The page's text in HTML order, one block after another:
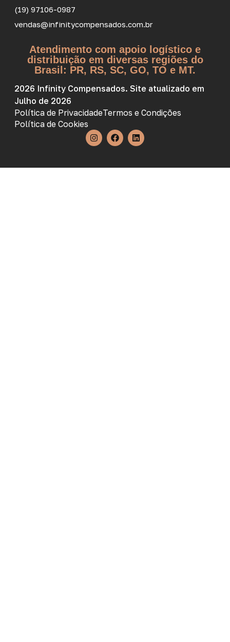
(19) 97106-0987
vendas@infinitycompensados.com.br
Atendimento com apoio logístico e
distribuição em diversas regiões do
Brasil: PR, RS, SC, GO, TO e MT.
2026 Infinity Compensados. Site atualizado em
Julho de 2026
Política de PrivacidadeTermos e Condições
Política de Cookies